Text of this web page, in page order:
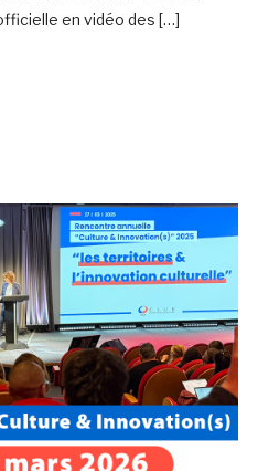
en vidéo des […]